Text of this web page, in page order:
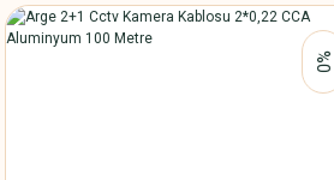
%0